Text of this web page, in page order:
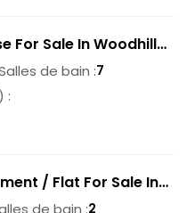
For Sale In Woodhill
de bain :7
:
/ Flat For Sale In
de bain :2